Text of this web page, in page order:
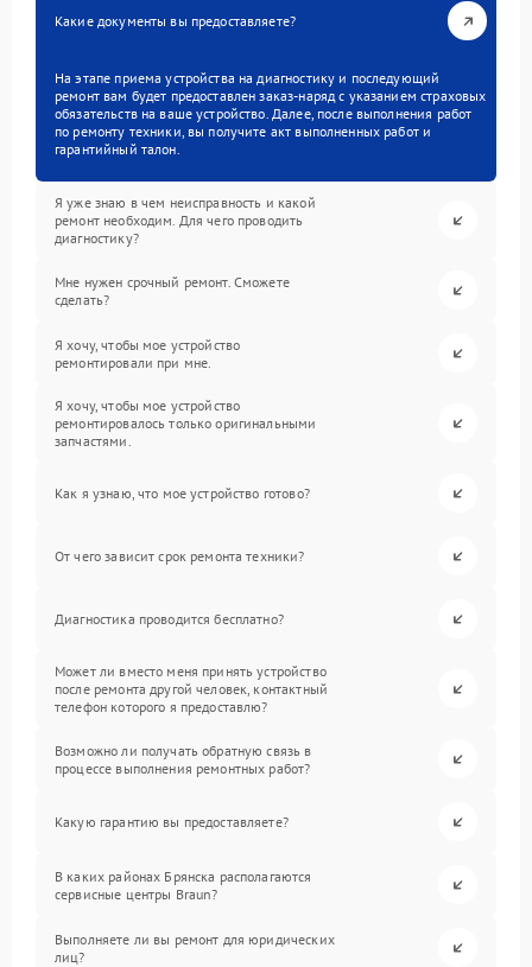
Какие документы вы предоставляете?
На этапе приема устройства на диагностику и последующий
ремонт вам будет предоставлен заказ-наряд с указанием страховых
обязательств на ваше устройство. Далее, после выполнения работ
по ремонту техники, вы получите акт выполненных работ и
гарантийный талон.
Я уже знаю в чем неисправность и какой
ремонт необходим. Для чего проводить
диагностику?
Мне нужен срочный ремонт. Сможете
сделать?
Я хочу, чтобы мое устройство
ремонтировали при мне.
Я хочу, чтобы мое устройство
ремонтировалось только оригинальными
запчастями.
Как я узнаю, что мое устройство готово?
От чего зависит срок ремонта техники?
Диагностика проводится бесплатно?
Может ли вместо меня принять устройство
после ремонта другой человек, контактный
телефон которого я предоставлю?
Возможно ли получать обратную связь в
процессе выполнения ремонтных работ?
Какую гарантию вы предоставляете?
В каких районах Брянска располагаются
сервисные центры Braun?
Выполняете ли вы ремонт для юридических
лиц?